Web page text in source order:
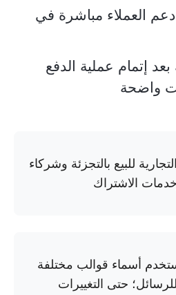
العملاء مباشرة في
إتمام عملية الدفع
واضحة
للبيع بالتجزئة وشركاء
الاشتراك
أسماء قوالب مختلفة
عند إجراء اختبار A/B للرسائل؛ حتى التغييرات